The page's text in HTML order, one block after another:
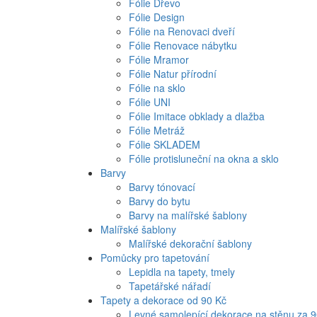
Fólie Dřevo
Fólie Design
Fólie na Renovaci dveří
Fólie Renovace nábytku
Fólie Mramor
Fólie Natur přírodní
Fólie na sklo
Fólie UNI
Fólie Imitace obklady a dlažba
Fólie Metráž
Fólie SKLADEM
Fólie protisluneční na okna a sklo
Barvy
Barvy tónovací
Barvy do bytu
Barvy na malířské šablony
Malířské šablony
Malířské dekorační šablony
Pomůcky pro tapetování
Lepidla na tapety, tmely
Tapetářské nářadí
Tapety a dekorace od 90 Kč